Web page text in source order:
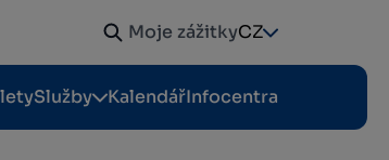
Moje zážitkyCZ
Služby KalendářInfocentra